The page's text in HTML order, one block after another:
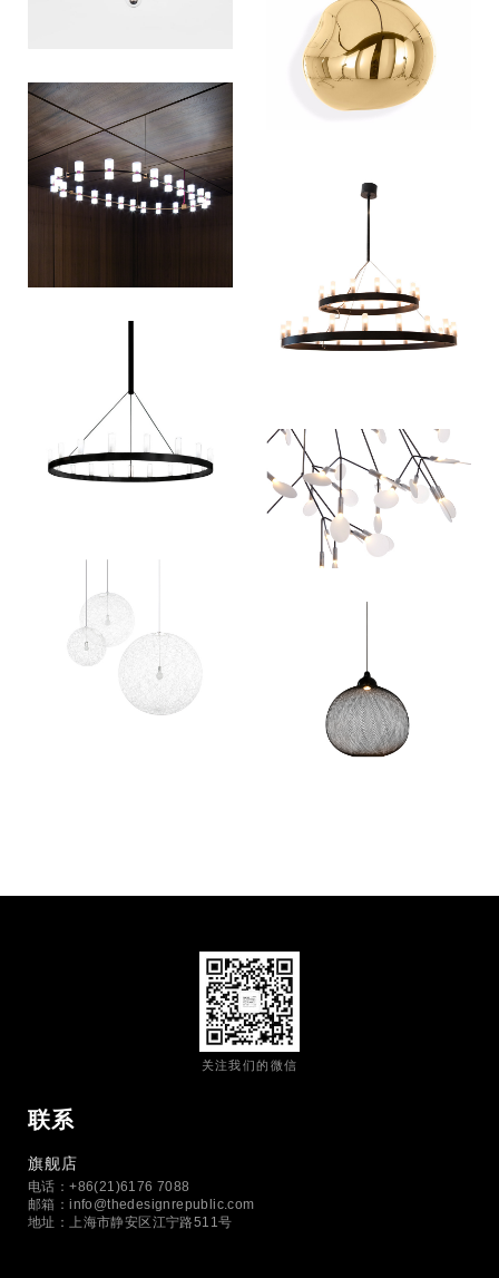
关注我们的微信
联系
旗舰店
电话：+86(21)6176 7088
邮箱：info@thedesignrepublic.com
地址：上海市静安区江宁路511号